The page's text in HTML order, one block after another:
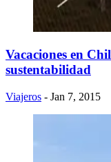
Vacaciones en
sustentabilidad
Viajeros - Jan 7, 2015